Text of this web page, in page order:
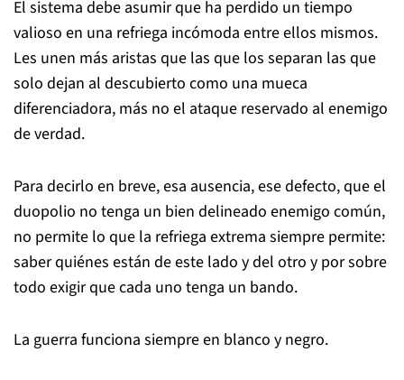
El sistema debe asumir que ha perdido un tiempo
valioso en una refriega incómoda entre ellos mismos.
Les unen más aristas que las que los separan las que
solo dejan al descubierto como una mueca
diferenciadora, más no el ataque reservado al enemigo
de verdad.
Para decirlo en breve, esa ausencia, ese defecto, que el
duopolio no tenga un bien delineado enemigo común,
no permite lo que la refriega extrema siempre permite:
saber quiénes están de este lado y del otro y por sobre
todo exigir que cada uno tenga un bando.
La guerra funciona siempre en blanco y negro.